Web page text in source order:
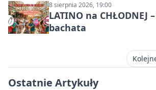
8 sierpnia 2026, 19:00
LATINO na CHŁODNEJ
bachata
Ostatnie Artykuły